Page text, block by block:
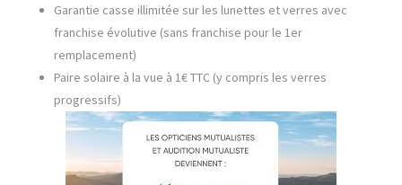
Garantie casse illimitée sur les lunettes et verres avec
franchise évolutive (sans franchise pour le 1er
remplacement)
Paire solaire à la vue à 1€ TTC (y compris les verres
progressifs)